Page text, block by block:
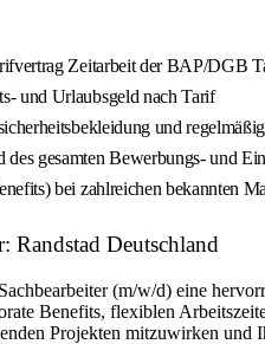
Zeitarbeit der BAP/DGB
und Urlaubsgeld nach Tarif
und
gesamten Bewerbungs- und
bei zahlreichen bekannten
Randstad Deutschland
(m/w/d) eine
Benefits, flexiblen
Projekten mitzuwirken und